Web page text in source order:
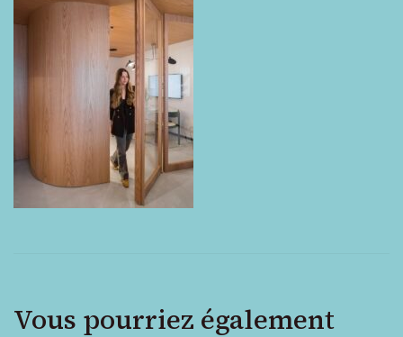
Vous pourriez également